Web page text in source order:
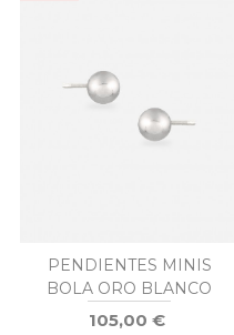
PENDIENTES MINIS
BOLA ORO BLANCO
105,00 €